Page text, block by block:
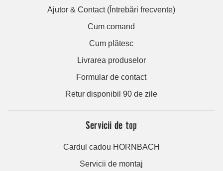
Ajutor & Contact (Întrebări frecvente)
Cum comand
Cum plătesc
Livrarea produselor
Formular de contact
Retur disponibil 90 de zile
Servicii de top
Cardul cadou HORNBACH
Servicii de montaj